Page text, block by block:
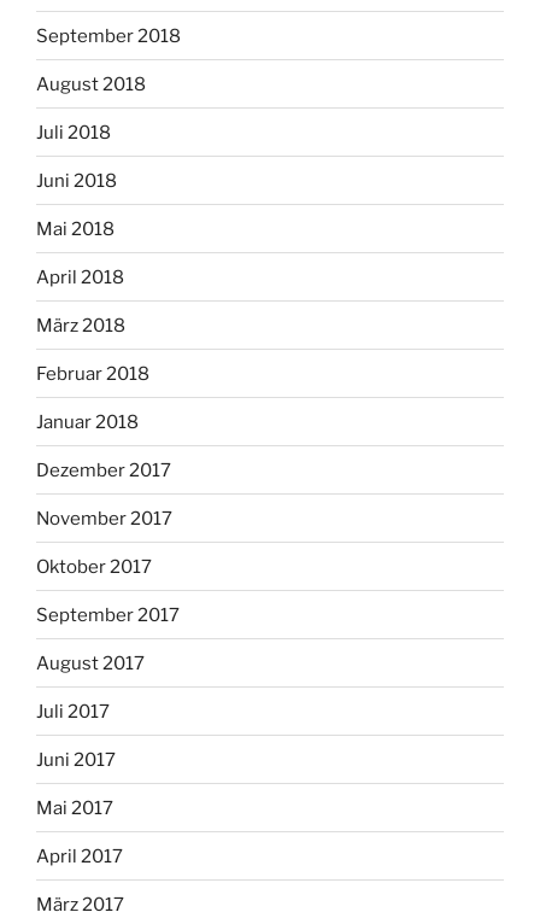
September 2018
August 2018
Juli 2018
Juni 2018
Mai 2018
April 2018
März 2018
Februar 2018
Januar 2018
Dezember 2017
November 2017
Oktober 2017
September 2017
August 2017
Juli 2017
Juni 2017
Mai 2017
April 2017
März 2017